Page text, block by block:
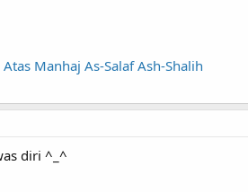
Manhaj As-Salaf Ash-Shalih
diri ^_^